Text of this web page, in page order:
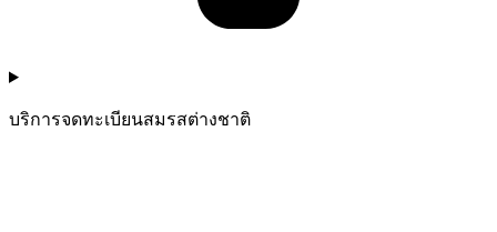
บริการจดทะเบียนสมรสต่างชาติ